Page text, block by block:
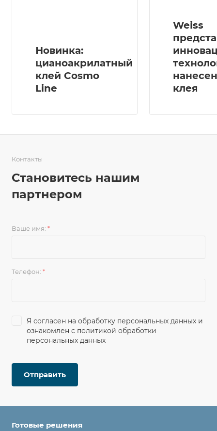
Новинка:
цианоакрилатный
клей Cosmo
Line
Weiss
клея
Контакты
Становитесь нашим
партнером
Ваше имя: *
Телефон: *
Я согласен на обработку персональных данных и
ознакомлен с политикой обработки
персональных данных
Отправить
Готовые решения